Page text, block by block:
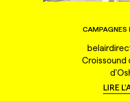
CAMPAGNES
Croissound
LIRE